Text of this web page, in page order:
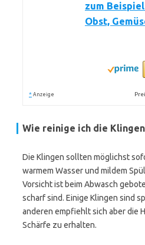
zum
Obst,
* Anzeige
Wie reinige ich die
Die Klingen sollten möglichst
warmem Wasser und mildem
Vorsicht ist beim Abwasch
scharf sind. Einige Klingen sind
anderen empfiehlt sich aber die
Schärfe zu erhalten.